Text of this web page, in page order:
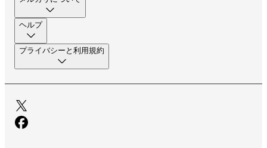
ヘルプ
プライバシーと利用規約